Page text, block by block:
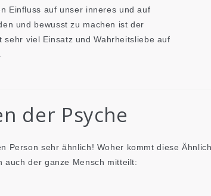
Einfluss auf unser inneres und auf
und bewusst zu machen ist der
viel Einsatz und Wahrheitsliebe auf
der Psyche
Person sehr ähnlich! Woher kommt diese
auch der ganze Mensch mitteilt: